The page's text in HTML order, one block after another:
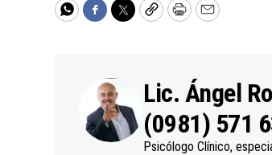
WhatsApp
Facebook
TwitterCopyPrintEmail
Lic. Ángel
(0981) 571
Psicólogo Clínico,